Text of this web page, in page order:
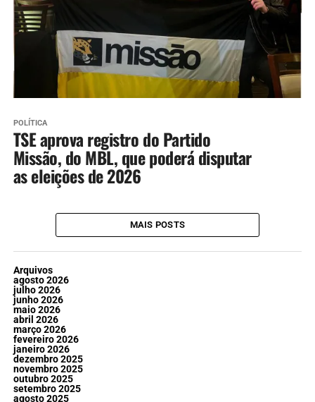
POLÍTICA
TSE aprova registro do Partido
Missão, do MBL, que poderá disputar
as eleições de 2026
MAIS POSTS
Arquivos
agosto 2026
julho 2026
junho 2026
maio 2026
abril 2026
março 2026
fevereiro 2026
janeiro 2026
dezembro 2025
novembro 2025
outubro 2025
setembro 2025
agosto 2025